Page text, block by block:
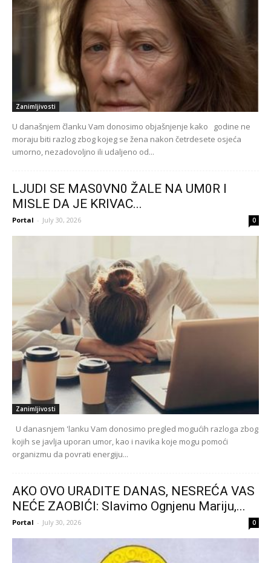
Zanimljivosti
U današnjem članku Vam donosimo objašnjenje kako godine ne
moraju biti razlog zbog kojeg se žena nakon četrdesete osjeća
umorno, nezadovoljno ili udaljeno od...
LJUDl SE MAS0VN0 ŽALE NA UM0R I
MISLE DA JE KRIVAC...
Portal - July 30, 2026 0
Zanimljivosti
U danasnjem 'lanku Vam donosimo pregled mogućih razloga zbog
kojih se javlja uporan umor, kao i navika koje mogu pomoći
organizmu da povrati energiju...
AKO OVO URADITE DANAS, NESREĆA VAS
NEĆE ZAOBIĆI: Slavimo Ognjenu Mariju,...
Portal - July 30, 2026 0